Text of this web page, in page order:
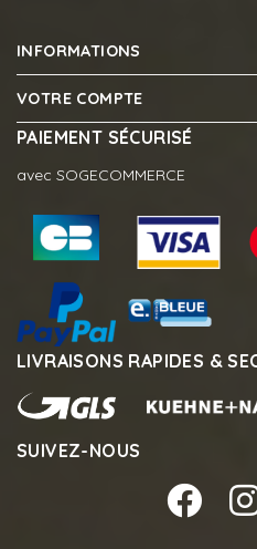
INFORMATIONS
VOTRE COMPTE
PAIEMENT SÉCURISÉ
avec SOGECOMMERCE
LIVRAISONS RAPIDES &
SUIVEZ-NOUS